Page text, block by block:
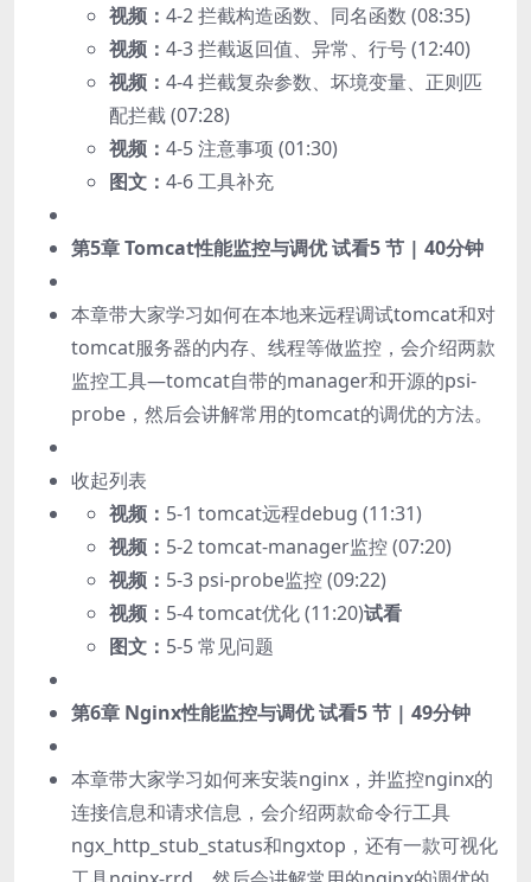
视频： 4-2 拦截构造函数、同名函数 (08:35)
视频： 4-3 拦截返回值、异常、行号 (12:40)
视频： 4-4 拦截复杂参数、坏境变量、正则匹
配拦截 (07:28)
视频： 4-5 注意事项 (01:30)
图文： 4-6 工具补充
第5章 Tomcat性能监控与调优试看5 节 | 40分钟
本章带大家学习如何在本地来远程调试tomcat和对
tomcat服务器的内存、线程等做监控，会介绍两款
监控工具—tomcat自带的manager和开源的psi-
probe，然后会讲解常用的tomcat的调优的方法。
收起列表
视频： 5-1 tomcat远程debug (11:31)
视频： 5-2 tomcat-manager监控 (07:20)
视频： 5-3 psi-probe监控 (09:22)
视频： 5-4 tomcat优化 (11:20)试看
图文： 5-5 常见问题
第6章 Nginx性能监控与调优试看5 节 | 49分钟
本章带大家学习如何来安装nginx，并监控nginx的
连接信息和请求信息，会介绍两款命令行工具
ngx_http_stub_status和ngxtop，还有一款可视化